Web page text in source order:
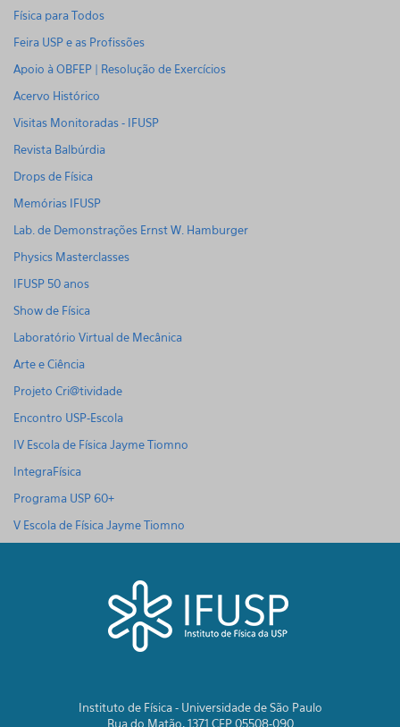
Física para Todos
Feira USP e as Profissões
Apoio à OBFEP | Resolução de Exercícios
Acervo Histórico
Visitas Monitoradas - IFUSP
Revista Balbúrdia
Drops de Física
Memórias IFUSP
Lab. de Demonstrações Ernst W. Hamburger
Physics Masterclasses
IFUSP 50 anos
Show de Física
Laboratório Virtual de Mecânica
Arte e Ciência
Projeto Cri@tividade
Encontro USP-Escola
IV Escola de Física Jayme Tiomno
IntegraFísica
Programa USP 60+
V Escola de Física Jayme Tiomno
Instituto de Física - Universidade de São Paulo
Rua do Matão, 1371 CEP 05508-090